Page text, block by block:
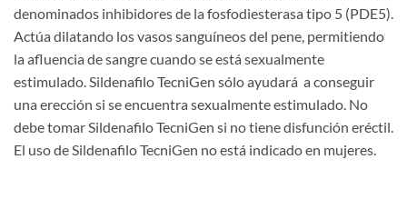
denominados inhibidores de la fosfodiesterasa tipo 5 (PDE5).
Actúa dilatando los vasos sanguíneos del pene, permitiendo
la afluencia de sangre cuando se está sexualmente
estimulado. Sildenafilo TecniGen sólo ayudará a conseguir
una erección si se encuentra sexualmente estimulado. No
debe tomar Sildenafilo TecniGen si no tiene disfunción eréctil.
El uso de Sildenafilo TecniGen no está indicado en mujeres.